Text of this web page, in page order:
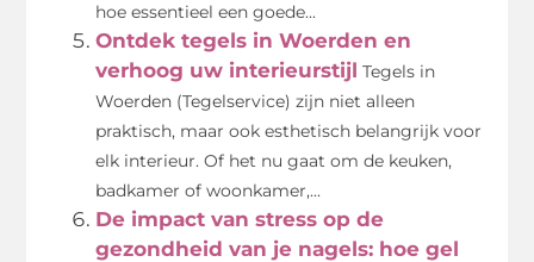
hoe essentieel een goede...
Ontdek tegels in Woerden en
verhoog uw interieurstijl Tegels in
Woerden (Tegelservice) zijn niet alleen
praktisch, maar ook esthetisch belangrijk voor
elk interieur. Of het nu gaat om de keuken,
badkamer of woonkamer,...
De impact van stress op de
gezondheid van je nagels: hoe gel